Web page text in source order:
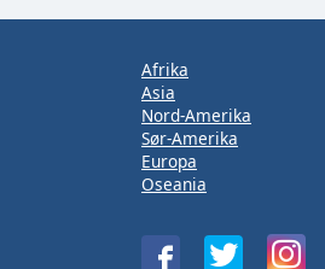
Afrika
Asia
Nord-Amerika
Sør-Amerika
Europa
Oseania